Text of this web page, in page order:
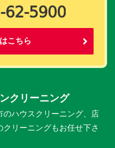
こちら
クリーニング
ハウスクリーニング、店
リーニングもお任せ下さ